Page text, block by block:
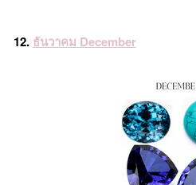
12. ธันวาคม December